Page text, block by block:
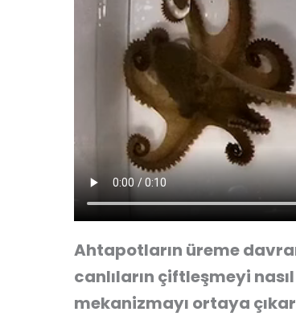
Ahtapotların üreme
canlıların çiftleşmeyi
mekanizmayı ortaya